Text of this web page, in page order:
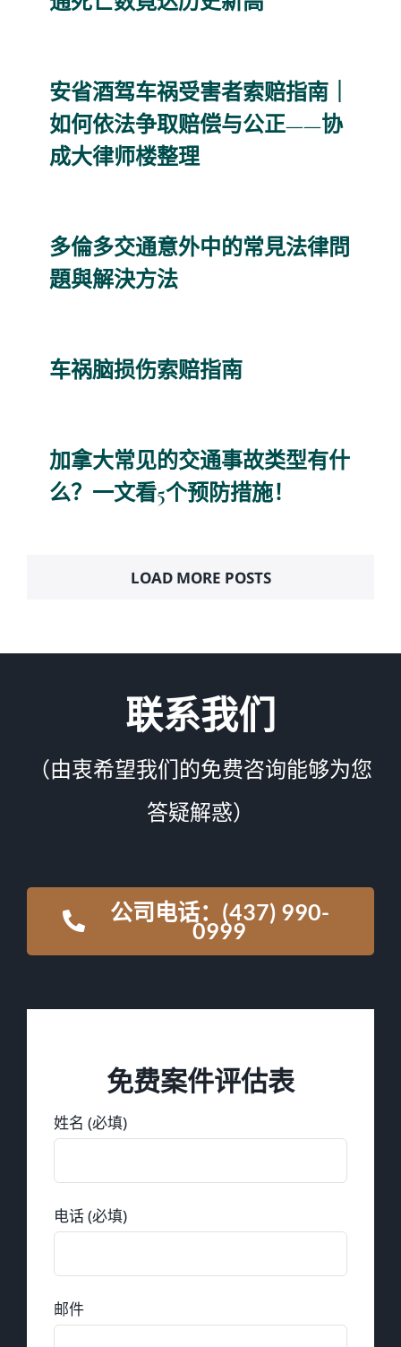
安省酒驾车祸受害者索赔指南｜
如何依法争取赔偿与公正——协
成大律师楼整理
多倫多交通意外中的常見法律問
題與解決方法
车祸脑损伤索赔指南
加拿大常见的交通事故类型有什
么？一文看5个预防措施！
LOAD MORE POSTS
联系我们
（由衷希望我们的免费咨询能够为您
答疑解惑）
公司电话：(437) 990-
0999
免费案件评估表
姓名 (必填)
电话 (必填)
邮件